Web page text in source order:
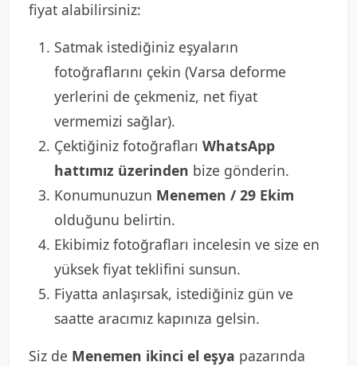
fiyat alabilirsiniz:
Satmak istediğiniz eşyaların
fotoğraflarını çekin (Varsa deforme
yerlerini de çekmeniz, net fiyat
vermemizi sağlar).
Çektiğiniz fotoğrafları WhatsApp
hattımız üzerinden bize gönderin.
Konumunuzun Menemen / 29 Ekim
olduğunu belirtin.
Ekibimiz fotoğrafları incelesin ve size en
yüksek fiyat teklifini sunsun.
Fiyatta anlaşırsak, istediğiniz gün ve
saatte aracımız kapınıza gelsin.
Siz de Menemen ikinci el eşya pazarında